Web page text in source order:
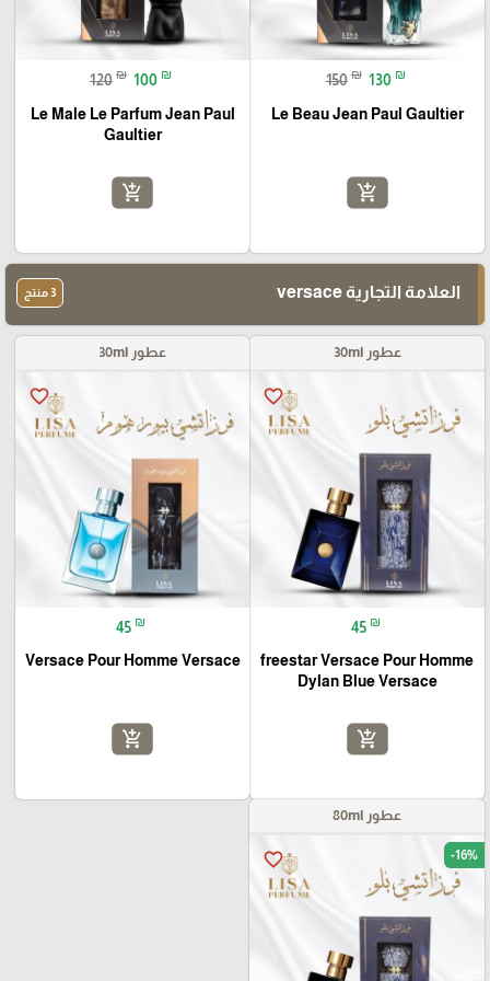
150 ₪ 130 ₪
Le Beau Jean Paul Gaultier
add_shopping_cart
120 ₪ 100 ₪
Le Male Le Parfum Jean Paul
Gaultier
add_shopping_cart
العلامة التجارية versace 3 منتج
عطور 30ml
favorite_border
45 ₪
freestar Versace Pour Homme
Dylan Blue Versace
add_shopping_cart
عطور 30ml
favorite_border
45 ₪
Versace Pour Homme Versace
add_shopping_cart
عطور 80ml
favorite_border -16%